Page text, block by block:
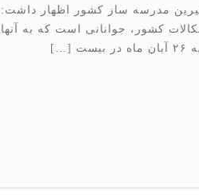
مدرسه ساز کشور اظهار داشت:
کشور، جوانانی است که به آنها